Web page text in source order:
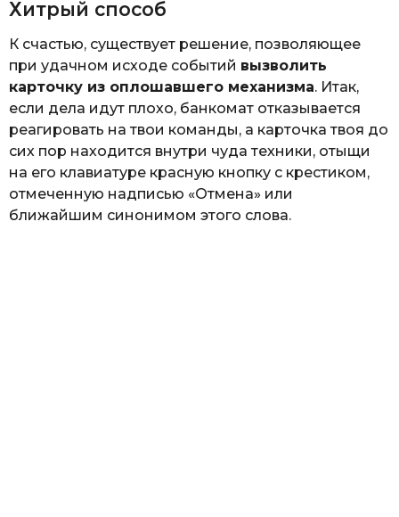
Хитрый способ
К счастью, существует решение, позволяющее
при удачном исходе событий вызволить
карточку из оплошавшего механизма. Итак,
если дела идут плохо, банкомат отказывается
реагировать на твои команды, а карточка твоя до
сих пор находится внутри чуда техники, отыщи
на его клавиатуре красную кнопку с крестиком,
отмеченную надписью «Отмена» или
ближайшим синонимом этого слова.